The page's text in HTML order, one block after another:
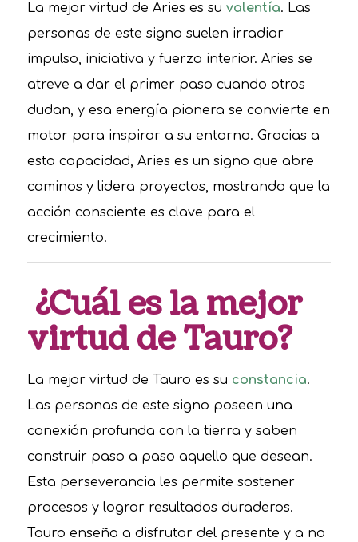
La mejor virtud de Aries es su valentía. Las
personas de este signo suelen irradiar
impulso, iniciativa y fuerza interior. Aries se
atreve a dar el primer paso cuando otros
dudan, y esa energía pionera se convierte en
motor para inspirar a su entorno. Gracias a
esta capacidad, Aries es un signo que abre
caminos y lidera proyectos, mostrando que la
acción consciente es clave para el
crecimiento.
¿Cuál es la mejor
virtud de Tauro?
La mejor virtud de Tauro es su constancia.
Las personas de este signo poseen una
conexión profunda con la tierra y saben
construir paso a paso aquello que desean.
Esta perseverancia les permite sostener
procesos y lograr resultados duraderos.
Tauro enseña a disfrutar del presente y a no